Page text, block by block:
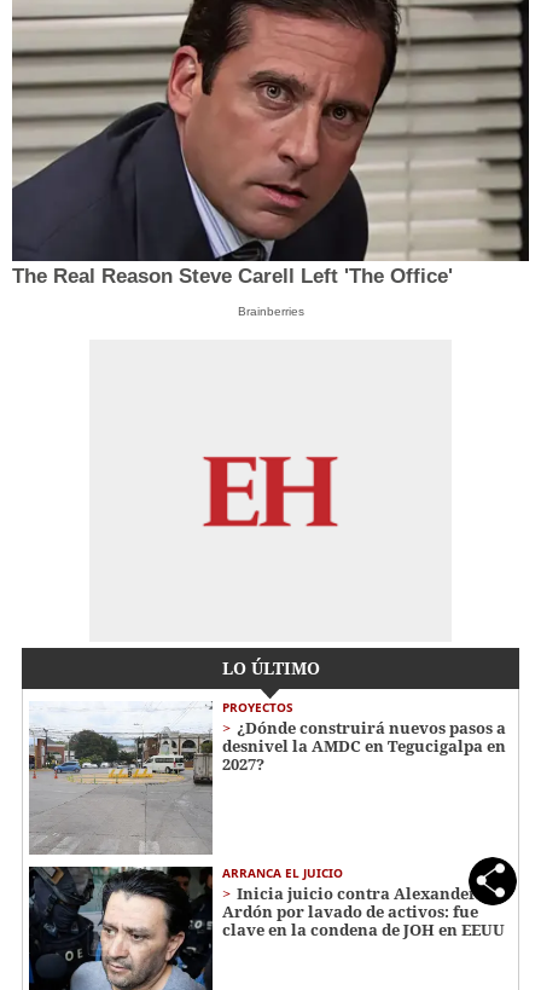
The Real Reason Steve Carell Left 'The Office'
Brainberries
LO ÚLTIMO
PROYECTOS
¿Dónde construirá nuevos pasos a
desnivel la AMDC en Tegucigalpa en
2027?
ARRANCA EL JUICIO
Inicia juicio contra Alexander
Ardón por lavado de activos: fue
clave en la condena de JOH en EEUU